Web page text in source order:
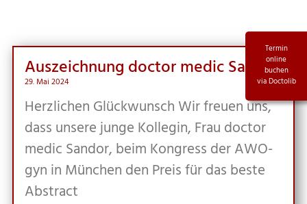
Aus­zeich­nung doc­tor medic Sandor
29. Mai 2024
Herz­li­chen Glück­wunsch Wir freu­en uns,
dass unse­re jun­ge Kol­le­gin, Frau doc­tor
medic San­dor, beim Kon­gress der AWO­
gyn in Mün­chen den Preis für das bes­te
Abstract
Termin
online
buchen
via Doctolib